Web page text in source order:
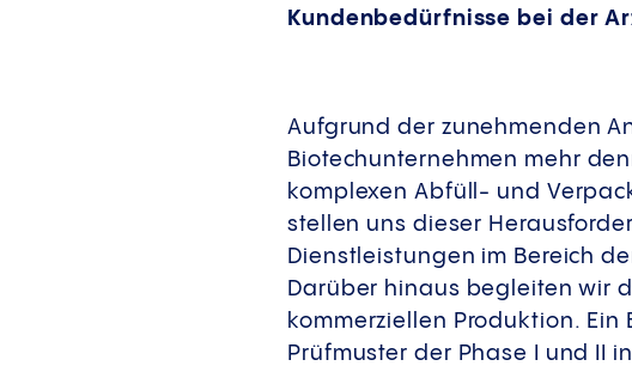
Kundenbedürfnisse bei der
Aufgrund der zunehmenden
Biotechunternehmen mehr
komplexen Abfüll- und
stellen uns dieser
Dienstleistungen im Bereich
Darüber hinaus begleiten wir
kommerziellen Produktion.
Prüfmuster der Phase I und II